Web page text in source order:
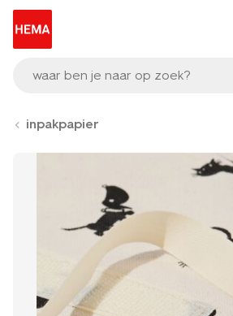
waar ben je naar op zoek?
inpakpapier